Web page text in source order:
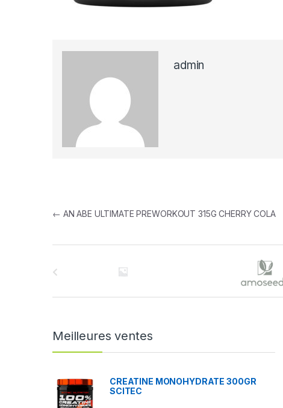
admin
Navigation de l’article
← AN ABE ULTIMATE PREWORKOUT 315G CHERRY COLA
Meilleures ventes
CREATINE MONOHYDRATE 300GR
SCITEC